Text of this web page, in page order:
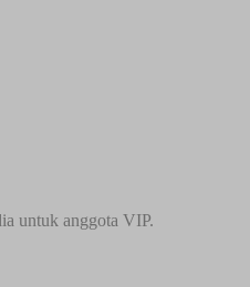
untuk anggota VIP.